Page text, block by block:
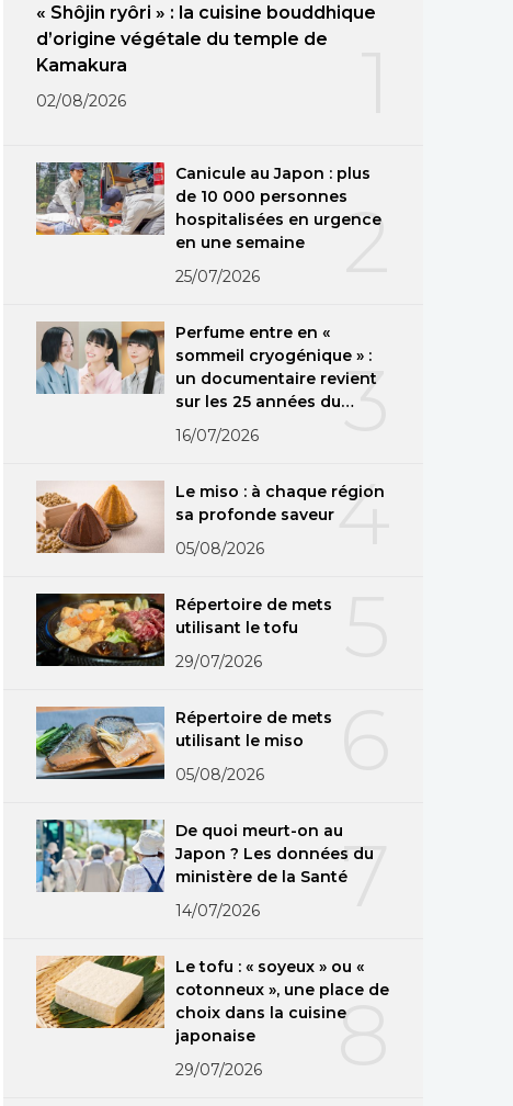
« Shôjin ryôri » : la cuisine bouddhique
d’origine végétale du temple de
Kamakura
02/08/2026
2
Canicule au Japon : plus
de 10 000 personnes
hospitalisées en urgence
en une semaine
25/07/2026
3
Perfume entre en «
sommeil cryogénique » :
un documentaire revient
sur les 25 années du
groupe
16/07/2026
4
Le miso : à chaque région
sa profonde saveur
05/08/2026
Répertoire de mets
utilisant le tofu
29/07/2026
Répertoire de mets
utilisant le miso
05/08/2026
7
De quoi meurt-on au
Japon ? Les données du
ministère de la Santé
14/07/2026
8
Le tofu : « soyeux » ou «
cotonneux », une place de
choix dans la cuisine
japonaise
29/07/2026